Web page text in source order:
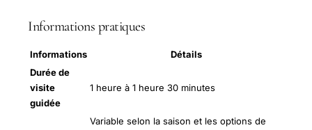
Informations pratiques
Informations
Détails
Durée de
visite
guidée
1 heure à 1 heure 30 minutes
Variable selon la saison et les options de